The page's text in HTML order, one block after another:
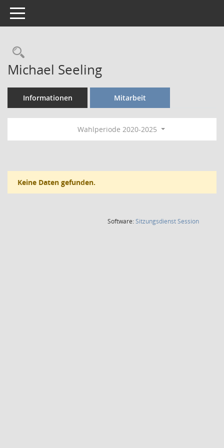
Toggle navigation
Rechercheauswahl
Michael Seeling
Informationen Mitarbeit
Wahlperiode 2020-2025
Keine Daten gefunden.
Software:SitzungsdienstSession(Wird in